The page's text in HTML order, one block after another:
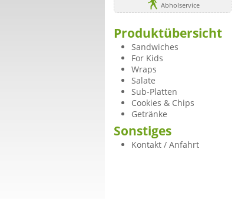
Abholservice
Produktübersicht
Sandwiches
For Kids
Wraps
Salate
Sub-Platten
Cookies & Chips
Getränke
Sonstiges
Kontakt / Anfahrt